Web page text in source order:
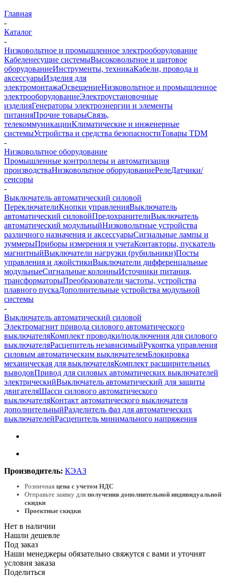
Главная
-
Каталог
-
Низковольтное и промышленное электрооборудование
Кабеленесущие системыВысоковольтное и щитовое
оборудованиеИнструменты, техникаКабели, провода и
аксессуарыИзделия для
электромонтажаОсвещениеНизковольтное и промышленное
электрооборудованиеЭлектроустановочные
изделияГенераторы электроэнергии и элементы
питанияПрочие товарыСвязь,
телекоммуникацииКлиматические и инженерные
системыУстройства и средства безопасностиТовары TDM
-
Низковольтное оборудование
Промышленные контроллеры и автоматизация
производстваНизковольтное оборудованиеРелеДатчики/
сенсоры
-
Выключатель автоматический силовой
ПереключателиКнопки управленияВыключатель
автоматический силовойПредохранителиВыключатель
автоматический модульныйНизковольтные устройства
различного назначения и аксессуарыСигнальные лампы и
зуммерыПриборы измерения и учетаКонтакторы, пускатель
магнитныйВыключатели нагрузки (рубильники)Посты
управления и джойстикиВыключатели дифференцальные
модульныеСигнальные колонныИсточники питания,
трансформаторыПреобразователи частоты, устройства
плавного пускаДополнительные устройства модульной
системы
-
Выключатель автоматический силовой
Электромагнит привода силового автоматического
выключателяКомплект проводки/подключения для силового
выключателяРасцепитель независимыйРукоятка управления
силовым автоматическим выключателемБлокировка
механическая для выключателяКомплект расширительных
выводовПривод для силовых автоматических выключателей
электрическийВыключатель автоматический для защиты
двигателяШасси силового автоматического
выключателяКонтакт автоматического выключателя
дополнительныйРазделитель фаз для автоматических
выключателейРасцепитель минимального напряжения
Производитель: КЭАЗ
Розничная цена с учетом НДС
Отправьте заявку для получения дополнительной индивидуальной
скидки
Проектные скидки
Нет в наличии
Нашли дешевле
Под заказ
Наши менеджеры обязательно свяжутся с вами и уточнят
условия заказа
Поделиться